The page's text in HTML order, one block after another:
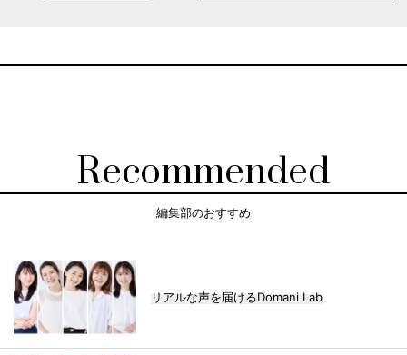
Recommended
編集部のおすすめ
リアルな声を届けるDomani Lab